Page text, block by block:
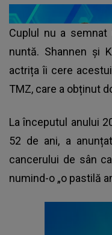
Cuplul nu a semnat
nuntă. Shannen și
actrița îi cere
TMZ, care a obținut
La începutul anului
52 de ani, a
cancerului de sân
numind-o „o pastilă